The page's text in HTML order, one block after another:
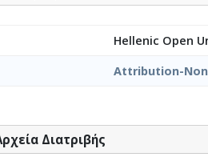
αξιόπιστο εργαλείο,
Δεύτερον, επιχειρείται η
από την επίγνωση της χρήσης
τη σημασία που έχει για
Hellenic Open
Attribution-
Διατριβής